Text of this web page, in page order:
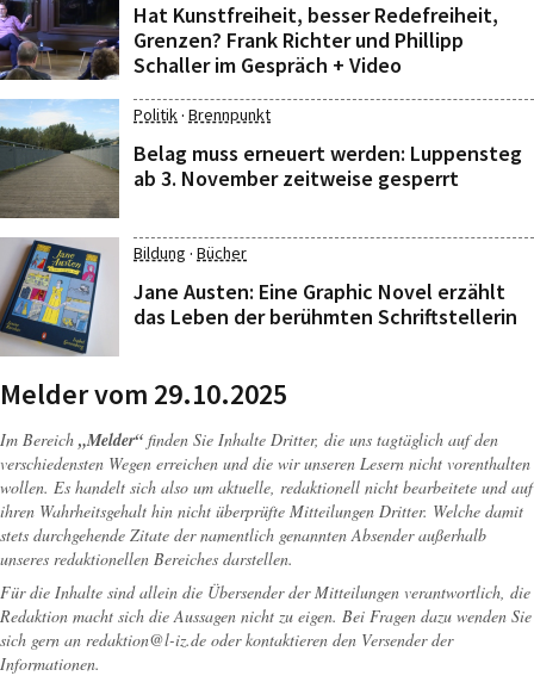
Hat Kunstfreiheit, besser Redefreiheit,
Grenzen? Frank Richter und Phillipp
Schaller im Gespräch + Video
Politik· Brennpunkt
Belag muss erneuert werden: Luppensteg
ab 3. November zeitweise gesperrt
Bildung · Bücher
Jane Austen: Eine Graphic Novel erzählt
das Leben der berühmten Schriftstellerin
Melder vom 29.10.2025
Im Bereich „Melder“ finden Sie Inhalte Dritter, die uns tagtäglich auf den
verschiedensten Wegen erreichen und die wir unseren Lesern nicht vorenthalten
wollen. Es handelt sich also um aktuelle, redaktionell nicht bearbeitete und auf
ihren Wahrheitsgehalt hin nicht überprüfte Mitteilungen Dritter. Welche damit
stets durchgehende Zitate der namentlich genannten Absender außerhalb
unseres redaktionellen Bereiches darstellen.
Für die Inhalte sind allein die Übersender der Mitteilungen verantwortlich, die
Redaktion macht sich die Aussagen nicht zu eigen. Bei Fragen dazu wenden Sie
sich gern an redaktion@l-iz.de oder kontaktieren den Versender der
Informationen.